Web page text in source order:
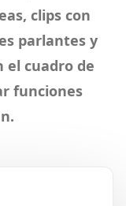
clips con
parlantes y
el cuadro de
funciones